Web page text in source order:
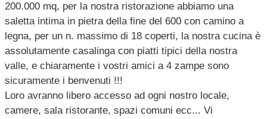
200.000 mq, per la nostra ristorazione abbiamo una
saletta intima in pietra della fine del 600 con camino a
legna, per un n. massimo di 18 coperti, la nostra cucina è
assolutamente casalinga con piatti tipici della nostra
valle, e chiaramente i vostri amici a 4 zampe sono
sicuramente i benvenuti !!!
Loro avranno libero accesso ad ogni nostro locale,
camere, sala ristorante, spazi comuni ecc... Vi